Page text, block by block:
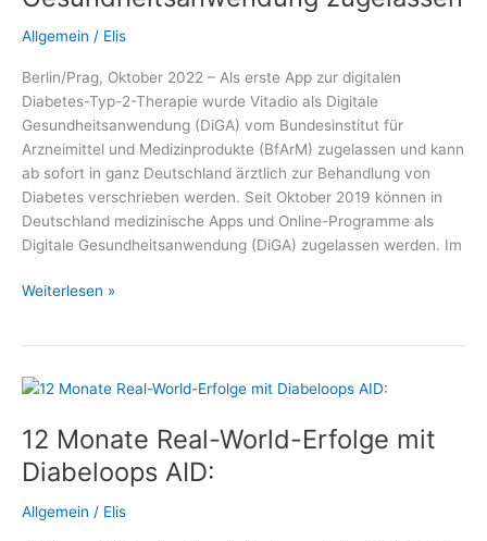
Allgemein / Elis
Berlin/Prag, Oktober 2022 – Als erste App zur digitalen
Diabetes-Typ-2-Therapie wurde Vitadio als Digitale
Gesundheitsanwendung (DiGA) vom Bundesinstitut für
Arzneimittel und Medizinprodukte (BfArM) zugelassen und kann
ab sofort in ganz Deutschland ärztlich zur Behandlung von
Diabetes verschrieben werden. Seit Oktober 2019 können in
Deutschland medizinische Apps und Online-Programme als
Digitale Gesundheitsanwendung (DiGA) zugelassen werden. Im
Diabetes-
Vitadio
sofort
als
Digitale
Gesundheitsanwendung
Weiterlesen »
12 Monate Real-World-Erfolge mit
Diabeloops AID:
Allgemein / Elis